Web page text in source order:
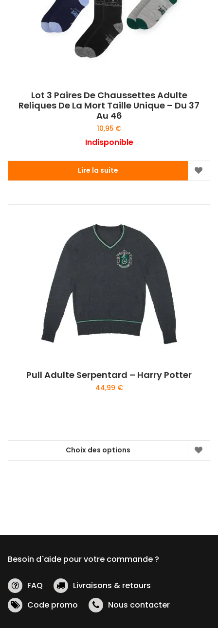
Lot 3 Paires De Chaussettes Adulte
Reliques De La Mort Taille Unique – Du 37
Au 46
10,95 €
Indisponible
Lire la suite
Pull Adulte Serpentard – Harry Potter
44,99 €
Choix des options
Ce
peuvent
choisies
la
du
Besoin d`aide pour votre commande ?
FAQ
Livraisons & retours
Code promo
Nous contacter